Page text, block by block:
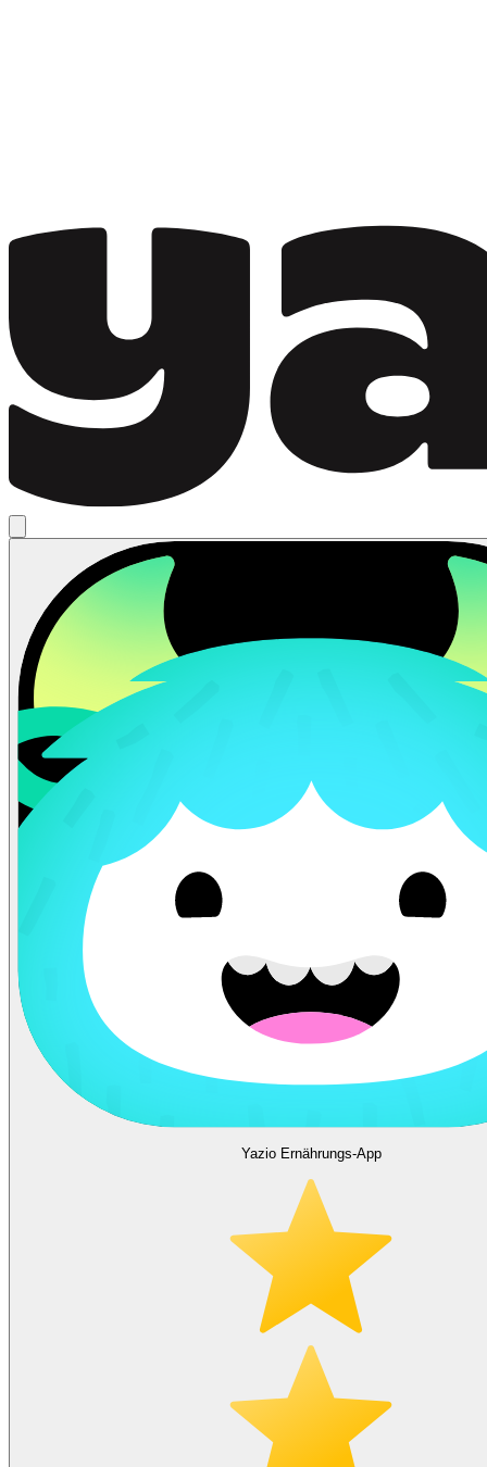
Yazio Ernährungs-App